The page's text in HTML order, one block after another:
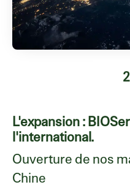
L'expansion :
l'international.
Ouverture de nos
Chine